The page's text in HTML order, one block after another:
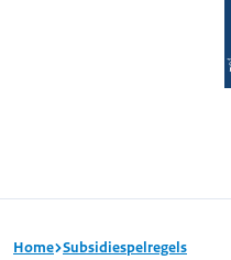
Home Subsidiespelregels